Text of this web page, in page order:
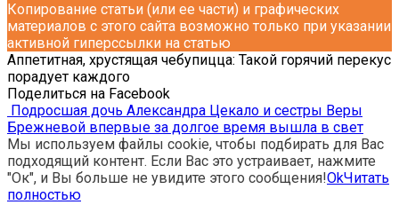
Копирование статьи (или ее части) и графических
материалов с этого сайта возможно только при указании
активной гиперссылки на статью
Аппетитная, хрустящая чебупицца: Такой горячий перекус
порадует каждого
Поделиться на Facebook
Подросшая дочь Александра Цекало и сестры Веры
Брежневой впервые за долгое время вышла в свет
Мы используем файлы cookie, чтобы подбирать для Вас
подходящий контент. Если Вас это устраивает, нажмите
"Ок", и Вы больше не увидите этого сообщения!OkЧитать
полностью